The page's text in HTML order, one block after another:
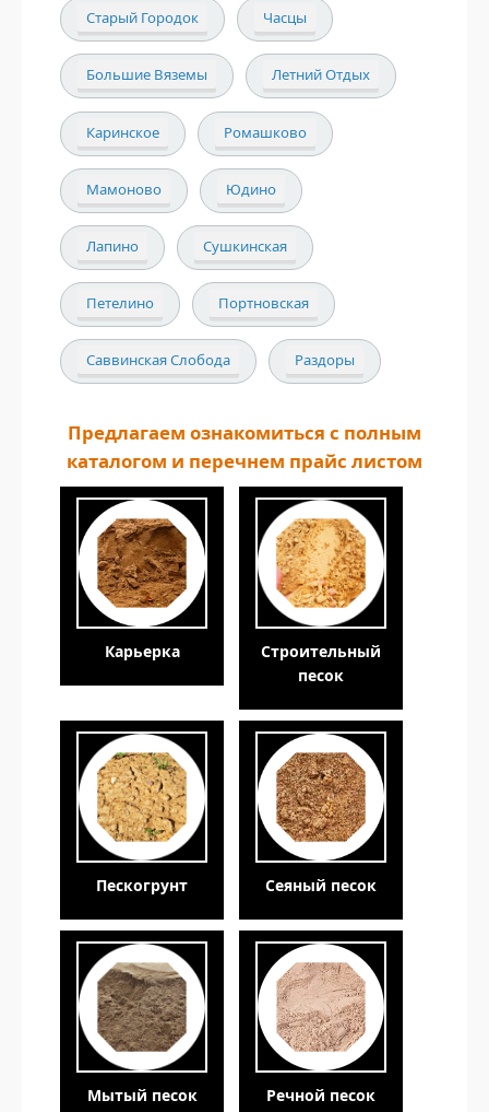
Старый Городок Часцы
Большие Вяземы Летний Отдых
Каринское Ромашково
Мамоново Юдино
Лапино Сушкинская
Петелино Портновская
Саввинская Слобода Раздоры
Предлагаем ознакомиться с полным
каталогом и перечнем прайс листом
Карьерка
Строительный
песок
Пескогрунт Сеяный песок
Мытый песок Речной песок